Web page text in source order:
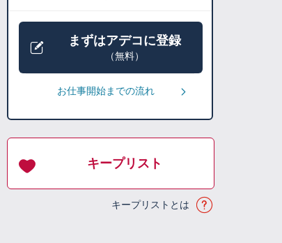
まずはアデコに登録
（無料）
お仕事開始までの流れ
キープリスト
キープリストとは